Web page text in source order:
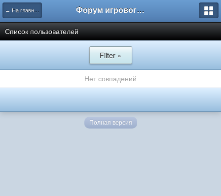
← На главную Форум игрового проекта Riverrise
Список пользователей
Filter »
Нет совпадений
Полная версия